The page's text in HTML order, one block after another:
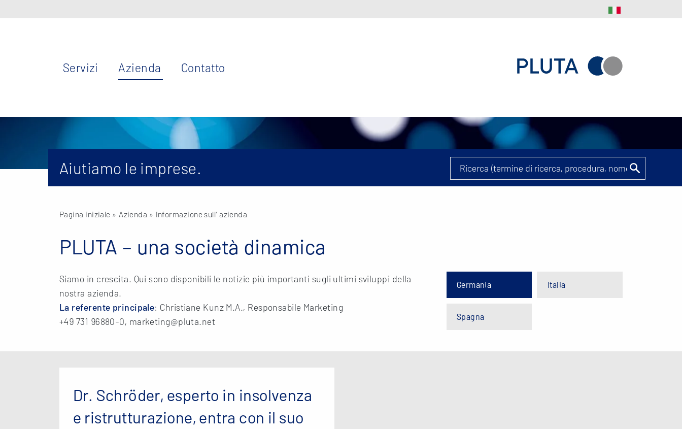
Servizi Azienda Contatto
Aiutiamo le imprese.
Pagina iniziale » Azienda » Informazione sull‘ azienda
PLUTA – una società dinamica
Siamo in crescita. Qui sono disponibili le notizie più importanti sugli ultimi sviluppi della
nostra azienda.
La referente principale: Christiane Kunz M.A., Responsabile Marketing
+49 731 96880-0, marketing@pluta.net
Germania Italia
Spagna
Dr. Schröder, esperto in insolvenza
e ristrutturazione, entra con il suo